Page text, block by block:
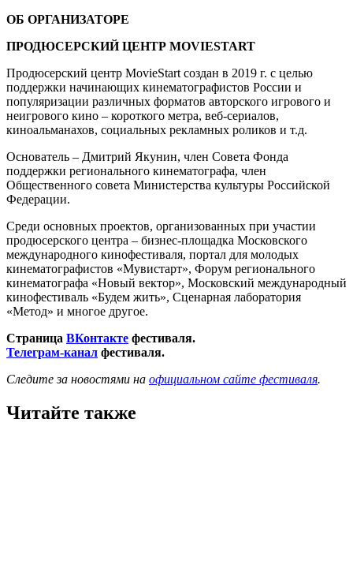
ОБ ОРГАНИЗАТОРЕ
ПРОДЮСЕРСКИЙ ЦЕНТР MOVIESTART
Продюсерский центр MovieStart создан в 2019 г. с целью
поддержки начинающих кинематографистов России и
популяризации различных форматов авторского игрового и
неигрового кино – короткого метра, веб-сериалов,
киноальманахов, социальных рекламных роликов и т.д.
Основатель – Дмитрий Якунин, член Совета Фонда
поддержки регионального кинематографа, член
Общественного совета Министерства культуры Российской
Федерации.
Среди основных проектов, организованных при участии
продюсерского центра – бизнес-площадка Московского
международного кинофестиваля, портал для молодых
кинематографистов «Мувистарт», Форум регионального
кинематографа «Новый вектор», Московский международный
кинофестиваль «Будем жить», Сценарная лаборатория
«Метод» и многое другое.
Страница ВКонтакте фестиваля.
Телеграм-канал фестиваля.
Следите за новостями на официальном сайте фестиваля.
Читайте также